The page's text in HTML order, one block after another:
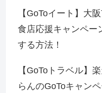
【GoToイート】大
食店応援キャンペー
する方法！
【GoToトラベル】
らんのGoToキャン